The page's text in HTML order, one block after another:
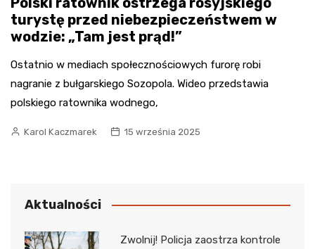
turystę przed niebezpieczeństwem w
wodzie: „Tam jest prąd!”
Ostatnio w mediach społecznościowych furorę robi
nagranie z bułgarskiego Sozopola. Wideo przedstawia
polskiego ratownika wodnego,
Karol Kaczmarek 15 września 2025
Aktualności
Zwolnij! Policja zaostrza kontrole